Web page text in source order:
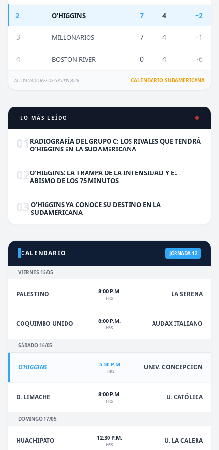
2 O'HIGGINS 7 4 +2
3 MILLONARIOS 7 4 +1
4 BOSTON RIVER 0 4 -6
ACTUALIZADO FASE DE GRUPOS 2026 CALENDARIO SUDAMERICANA
LO MÁS LEÍDO
01 RADIOGRAFÍA DEL GRUPO C: LOS RIVALES QUE TENDRÁ
O'HIGGINS EN LA SUDAMERICANA
02O'HIGGINS: LA TRAMPA DE LA INTENSIDAD Y EL
ABISMO DE LOS 75 MINUTOS
03 O'HIGGINS YA CONOCE SU DESTINO EN LA
SUDAMERICANA
CALENDARIO JORNADA 12
VIERNES 15/05
PALESTINO 8:00 P.M.
HRS LA SERENA
COQUIMBO UNIDO 8:00 P.M.
HRS AUDAX ITALIANO
SÁBADO 16/05
O'HIGGINS 5:30 P.M.
HRS UNIV. CONCEPCIÓN
D. LIMACHE 8:00 P.M.
HRS U. CATÓLICA
DOMINGO 17/05
HUACHIPATO 12:30 P.M.
HRS U. LA CALERA